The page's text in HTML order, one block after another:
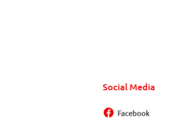
Social Media
Facebook